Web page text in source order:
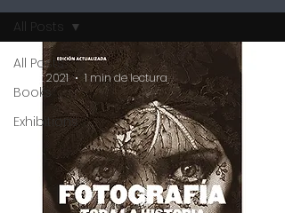
All Posts
Books
Exhibitions
All Posts
18 oct 2021 1 min de lectura